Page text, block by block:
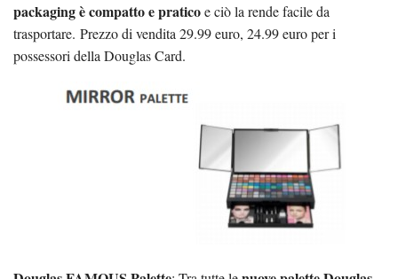
packaging è compatto e praticoe ciò la rende facile da
trasportare. Prezzo di vendita 29.99 euro, 24.99 euro per i
possessori della Douglas Card.